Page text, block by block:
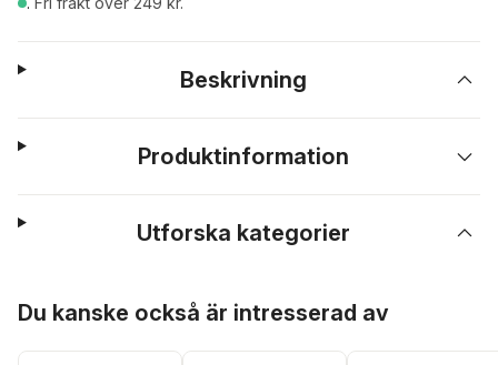
Beskrivning
Produktinformation
Utforska kategorier
Du kanske också är intresserad av